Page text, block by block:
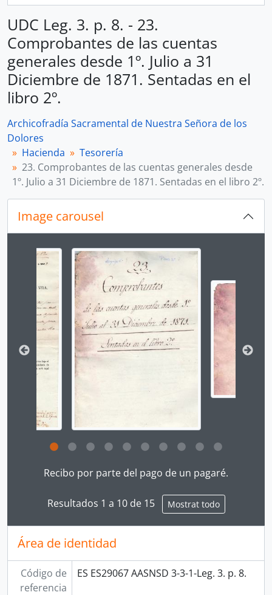
UDC Leg. 3. p. 8. - 23.
Comprobantes de las cuentas
generales desde 1º. Julio a 31
Diciembre de 1871. Sentadas en el
libro 2º.
Archicofradía Sacramental de Nuestra Señora de los
Dolores
Hacienda
Tesorería
23. Comprobantes de las cuentas generales desde
1º. Julio a 31 Diciembre de 1871. Sentadas en el libro 2º.
Image carousel
Changing the current slide of this carousel will
Recibo por parte del pago de un pagaré.
Resultados 1 a 10 de 15 Mostrat todo
Área de identidad
Código de
referencia
ES ES29067 AASNSD 3-3-1-Leg. 3. p. 8.